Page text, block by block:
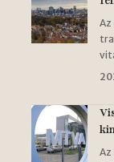
Az
Az